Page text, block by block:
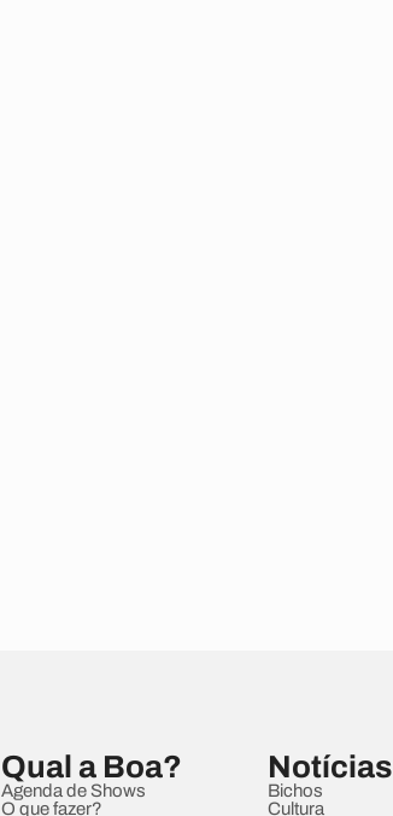
Qual a Boa?
Agenda de Shows
O que fazer?
Notícias
Bichos
Cultura